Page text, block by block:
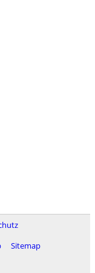
Sitemap